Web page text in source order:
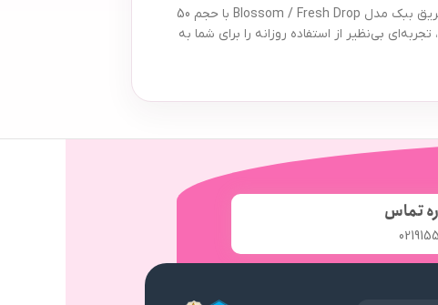
اگر به دنبال خرید رول ضد تعریق با کیفیت بالا، ترکیبات مطمئن، محافظت طولانی مدت و رایحه‌های مطبوع هستید، مجموعه دو عددی رول ضد تعریق ببک مدل Blossom / Fresh Drop با حجم 50
بی‌نظیر از استفاده روزانه را برای شما به
تماس